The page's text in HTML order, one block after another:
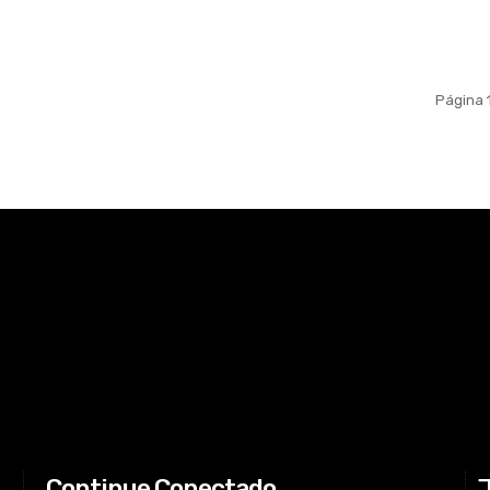
Página